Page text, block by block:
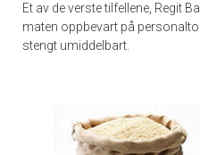
Et av de verste tilfellene, Regit
maten oppbevart på
stengt umiddelbart.